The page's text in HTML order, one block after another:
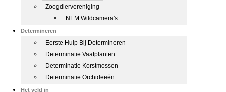
Zoogdiervereniging
NEM Wildcamera's
Determineren
Eerste Hulp Bij Determineren
Determinatie Vaatplanten
Determinatie Korstmossen
Determinatie Orchideeën
Het veld in